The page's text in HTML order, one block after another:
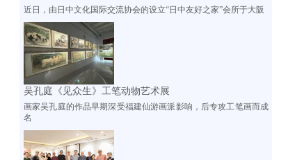
近日，由日中文化国际交流协会的设立“日中友好之家”会所于大阪
吴孔庭《见众生》工笔动物艺术展
画家吴孔庭的作品早期深受福建仙游画派影响，后专攻工笔画而成
名